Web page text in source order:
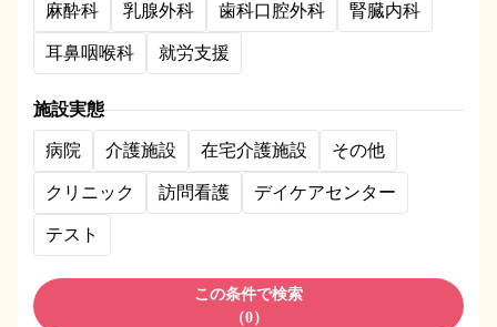
麻酔科 乳腺外科 歯科口腔外科 腎臓内科
耳鼻咽喉科 就労支援
施設実態
病院 介護施設 在宅介護施設 その他
クリニック 訪問看護 デイケアセンター
テスト
この条件で検索
（0）